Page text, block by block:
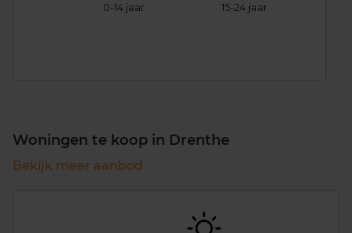
0-14 jaar 15-24 jaar
Woningen te koop in Drenthe
Bekijk meer aanbod